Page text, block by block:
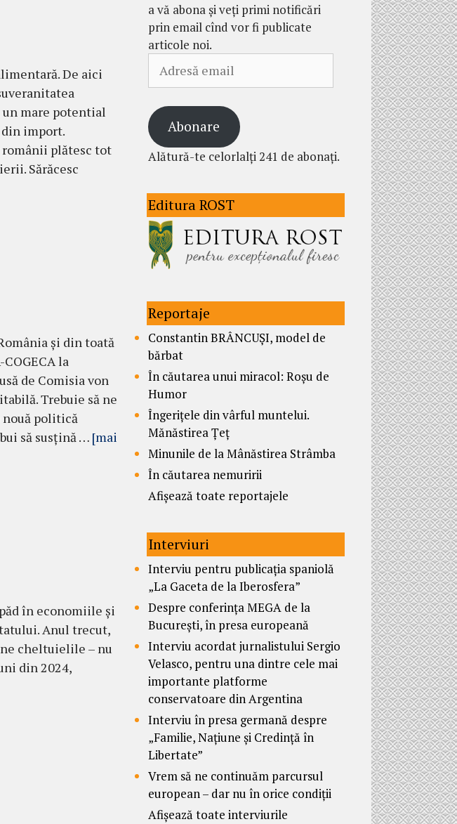
De aici
mare potential
din import.
românii plătesc tot
Sărăcesc
și din toată
la
de Comisia von
Trebuie să ne
nouă politică
să susțină … [mai
în economiile și
Anul trecut,
cheltuielile – nu
din 2024,
a vă abona și veți primi notificări
prin email cînd vor fi publicate
articole noi.
email
Abonare
Alătură-te celorlalți 241 de abonați.
Editura ROST
Reportaje
Constantin BRÂNCUȘI, model de
bărbat
În căutarea unui miracol: Roșu de
Humor
Îngerițele din vârful muntelui.
Mănăstirea Țeț
Minunile de la Mânăstirea Strâmba
În căutarea nemuririi
Afișează toate reportajele
Interviuri
Interviu pentru publicația spaniolă
„La Gaceta de la Iberosfera”
Despre conferința MEGA de la
București, în presa europeană
Interviu acordat jurnalistului Sergio
Velasco, pentru una dintre cele mai
importante platforme
conservatoare din Argentina
Interviu în presa germană despre
„Familie, Națiune și Credință în
Libertate”
Vrem să ne continuăm parcursul
european – dar nu în orice condiții
Afișează toate interviurile